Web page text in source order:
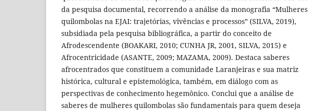
da pesquisa documental, recorrendo a análise da monografia “Mulheres
quilombolas na EJAI: trajetórias, vivências e processos” (SILVA, 2019),
subsidiada pela pesquisa bibliográfica, a partir do conceito de
Afrodescendente (BOAKARI, 2010; CUNHA JR, 2001, SILVA, 2015) e
Afrocentricidade (ASANTE, 2009; MAZAMA, 2009). Destaca saberes
afrocentrados que constituem a comunidade Laranjeiras e sua matriz
histórica, cultural e epistemológica, também, em diálogo com as
perspectivas de conhecimento hegemônico. Conclui que a análise de
saberes de mulheres quilombolas são fundamentais para quem deseja